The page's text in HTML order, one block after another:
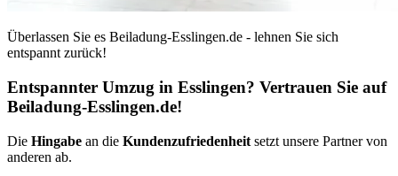
Überlassen Sie es Beiladung-Esslingen.de - lehnen Sie sich
entspannt zurück!
Entspannter Umzug in Esslingen? Vertrauen Sie auf
Beiladung-Esslingen.de!
Die Hingabe an die Kundenzufriedenheit setzt unsere Partner von
anderen ab.